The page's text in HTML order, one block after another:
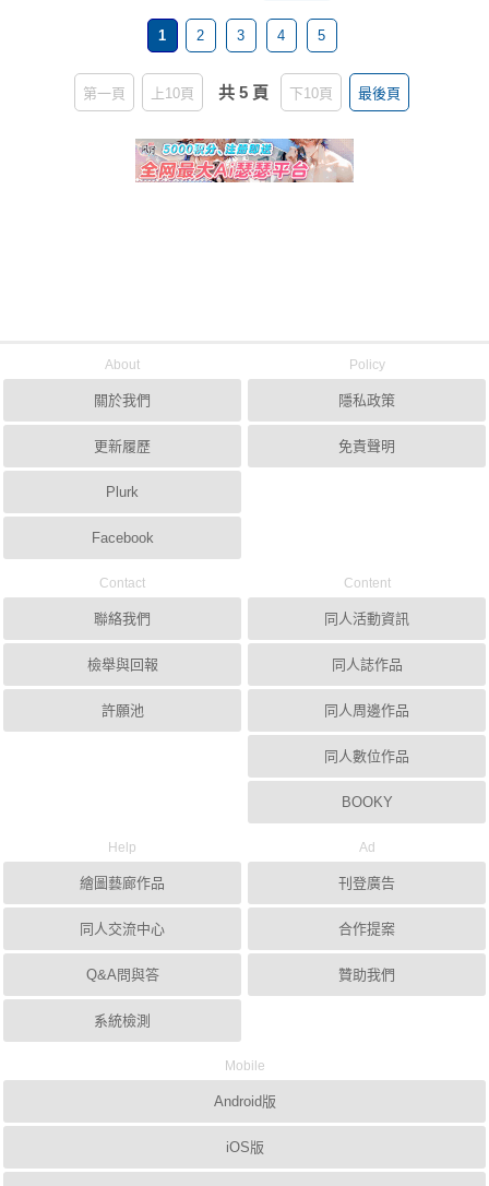
1 2 3 4 5
第一頁 上10頁 共 5 頁 下10頁 最後頁
About
關於我們
更新履歷
Plurk
Facebook
Policy
隱私政策
免責聲明
Contact
聯絡我們
檢舉與回報
許願池
Content
同人活動資訊
同人誌作品
同人周邊作品
同人數位作品
BOOKY
Help
繪圖藝廊作品
同人交流中心
Q&A問與答
系統檢測
Ad
刊登廣告
合作提案
贊助我們
Mobile
Android版
iOS版